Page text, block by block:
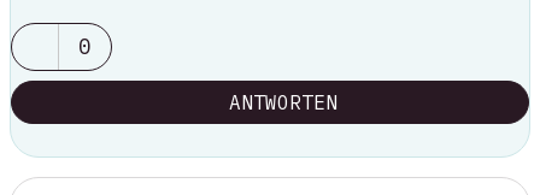
0
ANTWORTEN